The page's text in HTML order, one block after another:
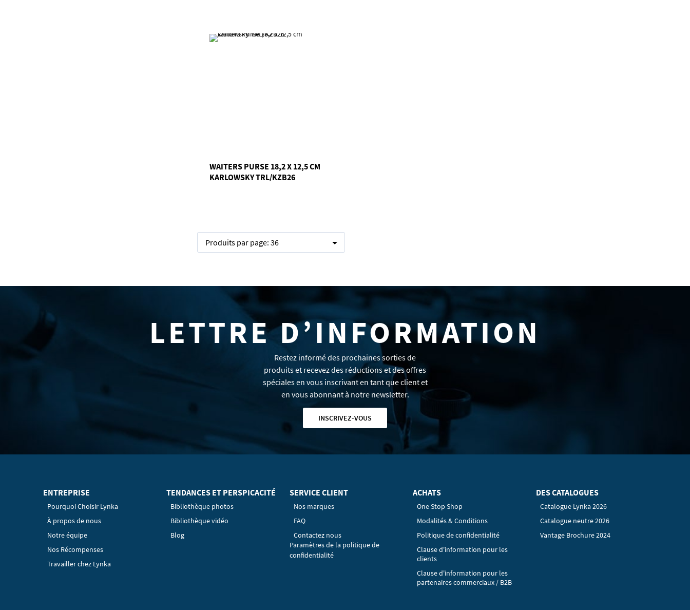
WAITERS PURSE 18,2 X 12,5 CM
KARLOWSKY TRL/KZB26
Produits par page: 36
LETTRE D’INFORMATION
Restez informé des prochaines sorties de
produits et recevez des réductions et des offres
spéciales en vous inscrivant en tant que client et
en vous abonnant à notre newsletter.
INSCRIVEZ-VOUS
ENTREPRISE
Pourquoi Choisir Lynka
À propos de nous
Notre équipe
Nos Récompenses
Travailler chez Lynka
TENDANCES ET PERSPICACITÉ
Bibliothèque photos
Bibliothèque vidéo
Blog
SERVICE CLIENT
Nos marques
FAQ
Contactez nous
Paramètres de la politique de
confidentialité
ACHATS
One Stop Shop
Modalités & Conditions
Politique de confidentialité
Clause d'information pour les
clients
Clause d'information pour les
partenaires commerciaux / B2B
DES CATALOGUES
Catalogue Lynka 2026
Catalogue neutre 2026
Vantage Brochure 2024